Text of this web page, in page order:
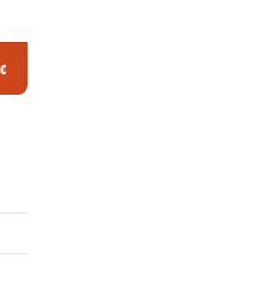
Satu DPO